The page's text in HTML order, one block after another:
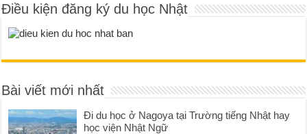
Điều kiện đăng ký du học Nhật
Bài viết mới nhất
Đi du học ở Nagoya tại Trường tiếng Nhật hay
học viện Nhật Ngữ